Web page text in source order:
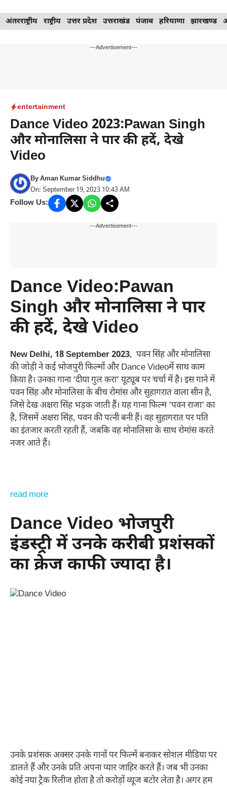
Skip
to
अंतरराष्ट्रीय राष्ट्रीय उत्तर प्रदेश उत्तराखंड पंजाब हरियाणा झारखण्ड
---Advertisement---
entertainment
Dance Video 2023:Pawan Singh
और मोनालिसा ने पार की हदें, देखे
Video
ByAman Kumar Siddhu
On: September 19, 2023 10:43 AM
Follow Us:
---Advertisement---
Dance Video:Pawan
Singh और मोनालिसा ने पार
की हदें, देखे Video
New Delhi, 18 September 2023, पवन सिंह और मोनालिसा
की जोड़ी ने कई भोजपुरी फिल्मों और Dance Videoमें साथ काम
किया है। उनका गाना ‘दीया गुल करा’ यूट्यूब पर चर्चा में है। इस गाने में
पवन सिंह और मोनालिसा के बीच रोमांस और सुहागरात वाला सीन है,
जिसे देख अक्षरा सिंह भड़क जाती हैं। यह गाना फिल्म ‘पवन राजा’ का
है, जिसमें अक्षरा सिंह, पवन की पत्नी बनी हैं। वह सुहागरात पर पति
का इंतजार करती रहती हैं, जबकि वह मोनालिसा के साथ रोमांस करते
नजर आते हैं।
read more
Dance Video भोजपुरी
इंडस्ट्री में उनके करीबी प्रशंसकों
का क्रेज काफी ज्यादा है।
उनके प्रशंसक अक्सर उनके गानों पर फिल्में बनाकर सोशल मीडिया पर
डालते हैं और उनके प्रति अपना प्यार जाहिर करते हैं। जब भी उनका
कोई नया ट्रैक रिलीज होता है तो करोड़ों व्यूज बटोर लेता है। अगर हम